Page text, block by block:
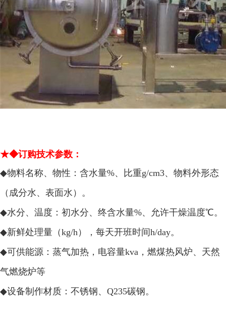
★◆订购技术参数：
◆物料名称、物性：含水量%、比重g/cm3、物料外形态
（成分水、表面水）。
◆水分、温度：初水分、终含水量%、允许干燥温度℃。
◆新鲜处理量（kg/h），每天开班时间h/day。
◆可供能源：蒸气加热，电容量kva，燃煤热风炉、天然
气燃烧炉等
◆设备制作材质：不锈钢、Q235碳钢。